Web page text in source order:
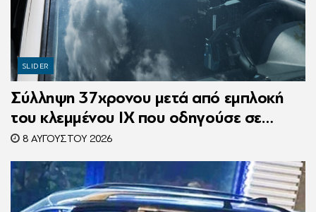
SLIDER
Σύλληψη 37χρονου μετά από εμπλοκή
του κλεμμένου ΙΧ που οδηγούσε σε
τροχαίο
8 ΑΥΓΟΎΣΤΟΥ 2026